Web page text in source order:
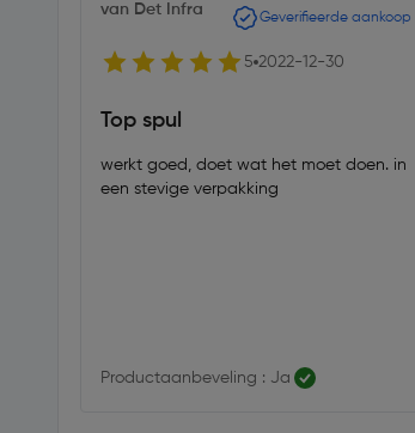
van Det Infra Geverifieerde aankoop
5 2022-12-30
Top spul
werkt goed, doet wat het moet doen. in
een stevige verpakking
Productaanbeveling : Ja